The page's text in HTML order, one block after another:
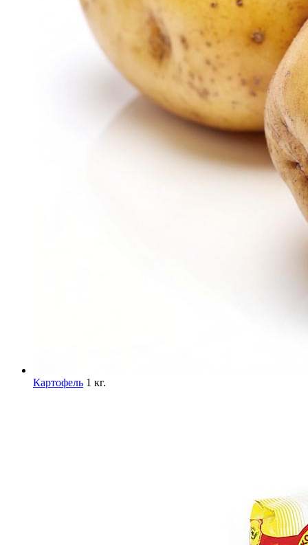
Картофель 1 кг.